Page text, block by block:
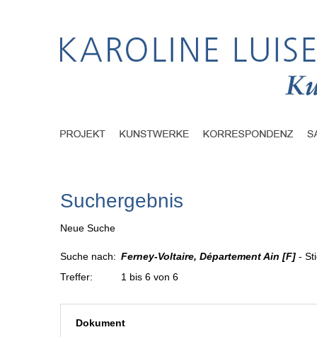
Suchergebnis
Neue Suche
Suche nach: Ferney-Voltaire, Département Ain [F] -
Treffer:
1 bis 6 von 6
Dokument